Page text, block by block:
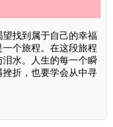
找到属于自己的幸福
个旅程。在这段旅程
水。人生的每一个瞬
折，也要学会从中寻